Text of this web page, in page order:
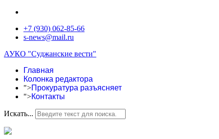
+7 (930) 062-85-66
s-news@mail.ru
АУКО "Суджанские вести"
Главная
Колонка редактора
">Прокуратура разъясняет
">Контакты
Искать...